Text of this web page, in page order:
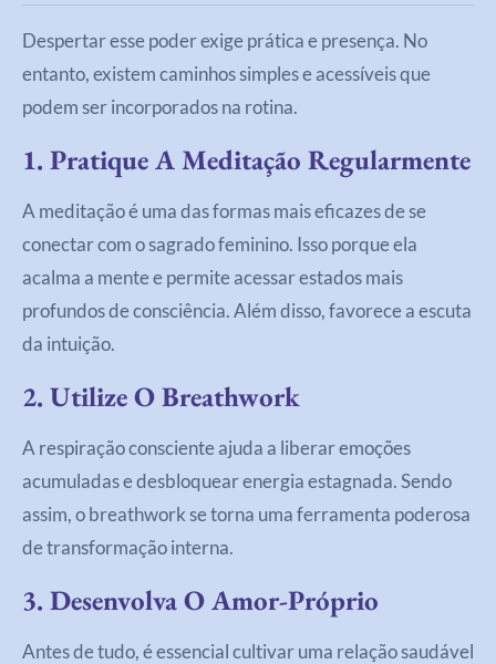
Despertar esse poder exige prática e presença. No
entanto, existem caminhos simples e acessíveis que
podem ser incorporados na rotina.
1. Pratique A Meditação Regularmente
A meditação é uma das formas mais eficazes de se
conectar com o sagrado feminino. Isso porque ela
acalma a mente e permite acessar estados mais
profundos de consciência. Além disso, favorece a escuta
da intuição.
2. Utilize O Breathwork
A respiração consciente ajuda a liberar emoções
acumuladas e desbloquear energia estagnada. Sendo
assim, o breathwork se torna uma ferramenta poderosa
de transformação interna.
3. Desenvolva O Amor-Próprio
Antes de tudo, é essencial cultivar uma relação saudável